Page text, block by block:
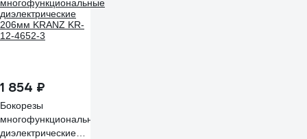
1 854 ₽
Бокорезы
многофункциональные
диэлектрические